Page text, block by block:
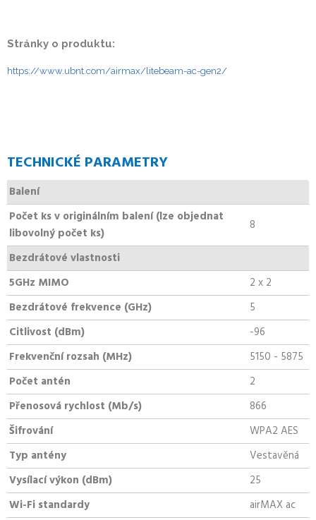
Stránky o produktu:
https://www.ubnt.com/airmax/litebeam-ac-gen2/
TECHNICKÉ PARAMETRY
Balení
Počet ks v originálním balení (lze objednat
libovolný počet ks)
8
Bezdrátové vlastnosti
5GHz MIMO
2 x 2
Bezdrátové frekvence (GHz)
5
Citlivost (dBm)
-96
Frekvenční rozsah (MHz)
5150 - 5875
Počet antén
2
Přenosová rychlost (Mb/s)
866
Šifrování
WPA2 AES
Typ antény
Vestavěná
Vysílací výkon (dBm)
25
Wi-Fi standardy
airMAX ac